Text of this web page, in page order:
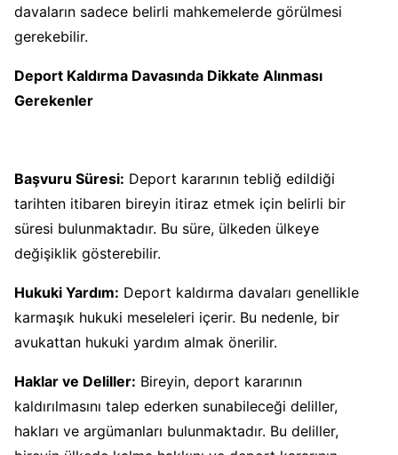
davaların sadece belirli mahkemelerde görülmesi
gerekebilir.
Deport Kaldırma Davasında Dikkate Alınması
Gerekenler
Başvuru Süresi: Deport kararının tebliğ edildiği
tarihten itibaren bireyin itiraz etmek için belirli bir
süresi bulunmaktadır. Bu süre, ülkeden ülkeye
değişiklik gösterebilir.
Hukuki Yardım: Deport kaldırma davaları genellikle
karmaşık hukuki meseleleri içerir. Bu nedenle, bir
avukattan hukuki yardım almak önerilir.
Haklar ve Deliller: Bireyin, deport kararının
kaldırılmasını talep ederken sunabileceği deliller,
hakları ve argümanları bulunmaktadır. Bu deliller,